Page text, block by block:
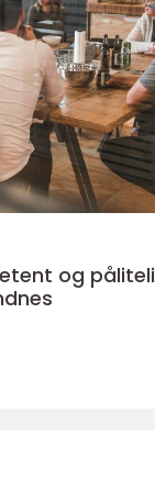
og